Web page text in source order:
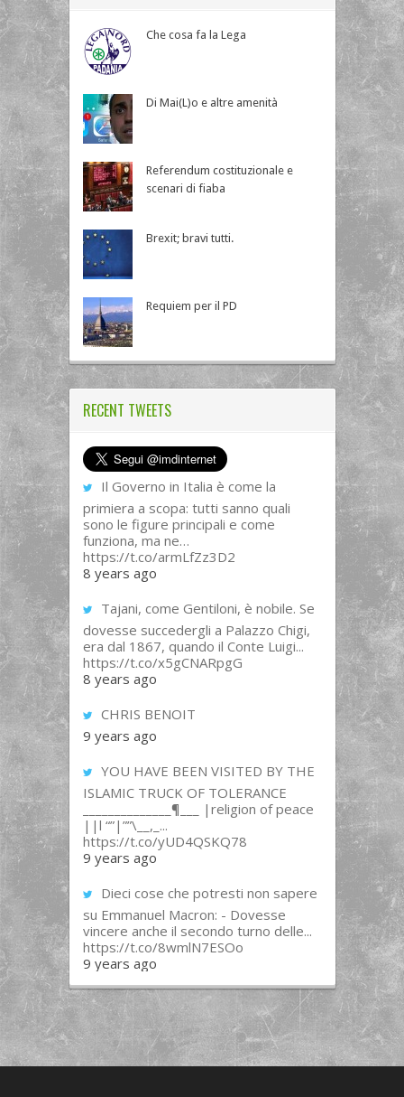
Che cosa fa la Lega
Di Mai(L)o e altre amenità
Referendum costituzionale e
scenari di fiaba
Brexit; bravi tutti.
Requiem per il PD
RECENT TWEETS
Il Governo in Italia è come la
primiera a scopa: tutti sanno quali
sono le figure principali e come
funziona, ma ne…
https://t.co/armLfZz3D2
8 years ago
Tajani, come Gentiloni, è nobile. Se
dovesse succedergli a Palazzo Chigi,
era dal 1867, quando il Conte Luigi...
https://t.co/x5gCNARpgG
8 years ago
CHRIS BENOIT
9 years ago
YOU HAVE BEEN VISITED BY THE
ISLAMIC TRUCK OF TOLERANCE
______________¶___ |religion of peace
||l “”|””\__,_...
https://t.co/yUD4QSKQ78
9 years ago
Dieci cose che potresti non sapere
su Emmanuel Macron: - Dovesse
vincere anche il secondo turno delle...
https://t.co/8wmlN7ESOo
9 years ago